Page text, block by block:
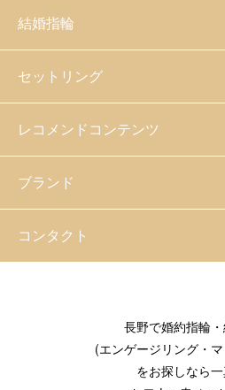
結婚指輪
セットリング
レコメンドコンテンツ
ブランド
コンタクト
長野で婚約指輪
(エンゲージリング・
をお探しなら